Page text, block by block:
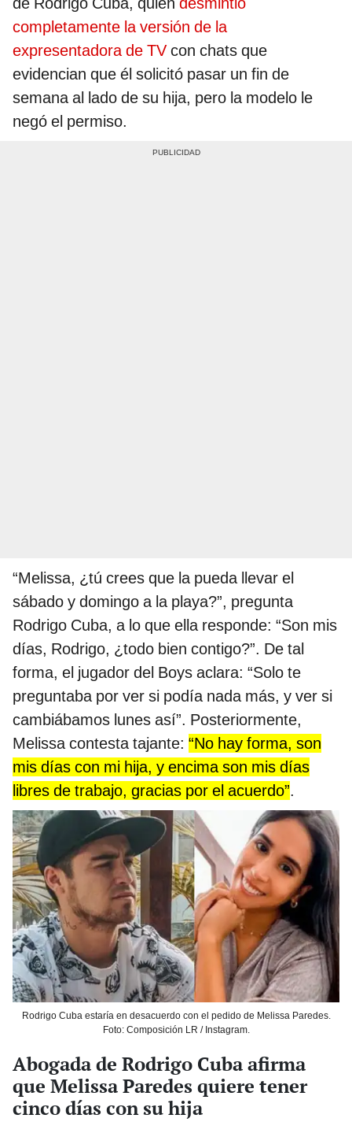
completamente la versión de la
expresentadora de TV con chats que
evidencian que él solicitó pasar un fin de
semana al lado de su hija, pero la modelo le
negó el permiso.
“Melissa, ¿tú crees que la pueda llevar el
sábado y domingo a la playa?”, pregunta
Rodrigo Cuba, a lo que ella responde: “Son mis
días, Rodrigo, ¿todo bien contigo?”. De tal
forma, el jugador del Boys aclara: “Solo te
preguntaba por ver si podía nada más, y ver si
cambiábamos lunes así”. Posteriormente,
Melissa contesta tajante: “No hay forma, son
mis días con mi hija, y encima son mis días
libres de trabajo, gracias por el acuerdo”.
Rodrigo Cuba estaría en desacuerdo con el pedido de Melissa Paredes.
Foto: Composición LR / Instagram.
Abogada de Rodrigo Cuba afirma
que Melissa Paredes quiere tener
cinco días con su hija